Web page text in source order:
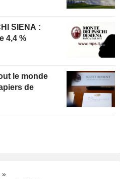
SIENA :
4,4 %
le monde
de